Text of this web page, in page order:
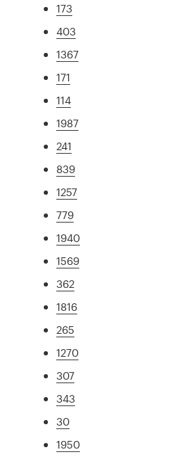
173
403
1367
171
114
1987
241
839
1257
779
1940
1569
362
1816
265
1270
307
343
30
1950